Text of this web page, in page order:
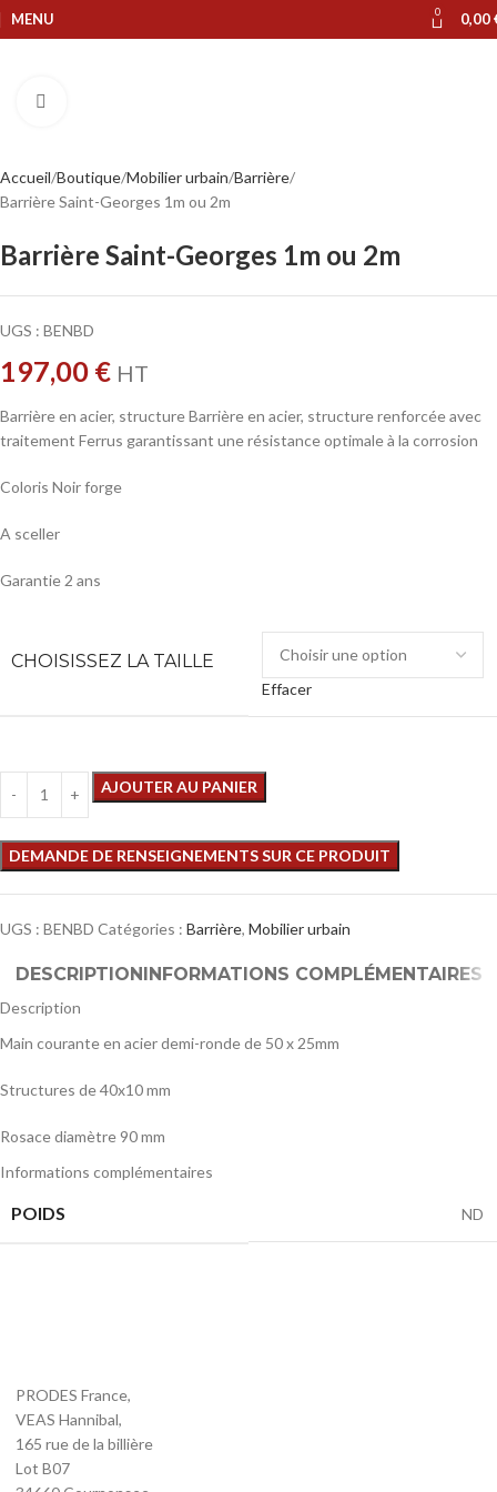
MENU 0 0,00
Accueil Boutique Mobilier urbain Barrière
Barrière Saint-Georges 1m ou 2m
Barrière Saint-Georges 1m ou 2m
UGS : BENBD
197,00 € HT
Barrière en acier, structure Barrière en acier, structure renforcée avec
traitement Ferrus garantissant une résistance optimale à la corrosion
Coloris Noir forge
A sceller
Garantie 2 ans
CHOISISSEZ LA TAILLE
Effacer
AJOUTER AU PANIER
UGS : BENBD Catégories : Barrière, Mobilier urbain
DESCRIPTIONINFORMATIONS COMPLÉMENTAIRES
Description
Main courante en acier demi-ronde de 50 x 25mm
Structures de 40x10 mm
Rosace diamètre 90 mm
Informations complémentaires
POIDS ND
PRODES France,
VEAS Hannibal,
165 rue de la billière
Lot B07